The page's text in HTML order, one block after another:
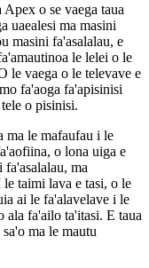
o se vaega taua
uaealesi ma masini
masini fa'asalalau, e
le lelei o le
le vaega o le televave e
fa'aoga fa'apisinisi
o pisinisi.
ma le mafaufau i le
o lona uiga e
ma
taimi lava e tasi, o le
ai le fa'alavelave i le
ala fa'ailo ta'itasi. E taua
ma le mautu